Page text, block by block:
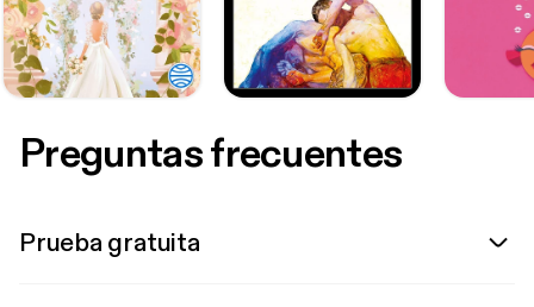
Preguntas frecuentes
Prueba gratuita